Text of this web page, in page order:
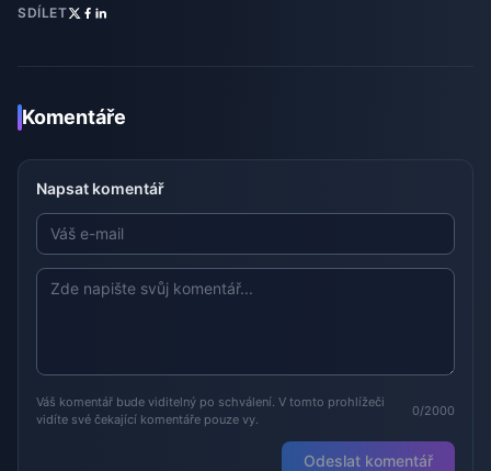
SDÍLET
Komentáře
Napsat komentář
Váš komentář bude viditelný po schválení. V tomto prohlížeči
vidíte své čekající komentáře pouze vy.
0/2000
Odeslat komentář